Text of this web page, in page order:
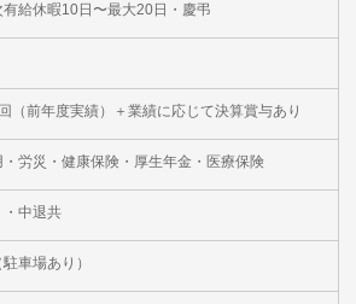
有給休暇10日〜最大20日・慶弔
（前年度実績）＋業績に応じて決算賞与あり
・労災・健康保険・厚生年金・医療保険
・中退共
車場あり）